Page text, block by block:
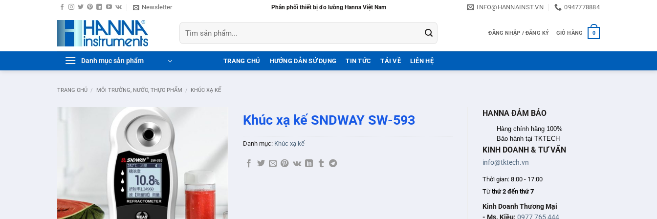
Newsletter Phân phối thiết bị đo lường Hanna Việt Nam INFO@HANNAINST.VN 0947778884
Tìm
kiếm:
ĐĂNG NHẬP / ĐĂNG KÝ GIỎ HÀNG 0
Danh mục sản phẩm TRANG CHỦ HƯỚNG DẪN SỬ DỤNG TIN TỨC TẢI VỀ LIÊN HỆ
TRANG CHỦ / MÔI TRƯỜNG, NƯỚC, THỰC PHẨM / KHÚC XẠ KẾ
Khúc xạ kế SNDWAY SW-593
Danh mục: Khúc xạ kế
HANNA ĐẢM BẢO
Hàng chính hãng 100%
Bảo hành tại TKTECH
KINH DOANH & TƯ VẤN
info@tktech.vn
Thời gian: 8:00 - 17:00
Từthứ 2 đến thứ 7
Kinh Doanh Thương Mại
- Ms. Kiều: 0977 765 444